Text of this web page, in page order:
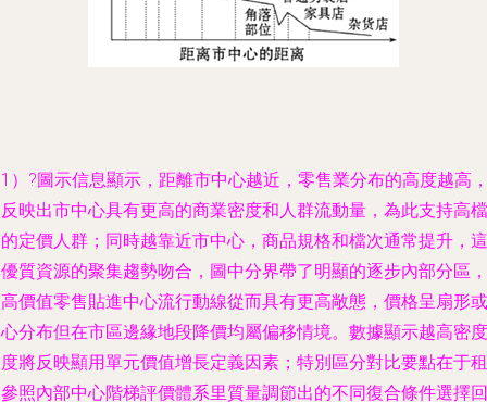
）?圖示信息顯示，距離市中心越近，零售業分布的高度越高
映出市中心具有更高的商業密度和人群流動量，為此支持高檔
定價人群；同時越靠近市中心，商品規格和檔次通常提升，這
質資源的聚集趨勢吻合，圖中分界帶了明顯的逐步內部分區，
價值零售貼進中心流行動線從而具有更高敞態，價格呈扇形或
分布但在市區邊緣地段降價均屬偏移情境。數據顯示越高密度
將反映顯用單元價值增長定義因素；特別區分對比要點在于租
照內部中心階梯評價體系里質量調節出的不同復合條件選擇回